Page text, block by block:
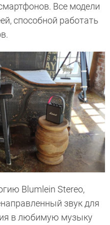
Все модели
способной работать
Blumlein Stereo,
звук для
в любимую музыку